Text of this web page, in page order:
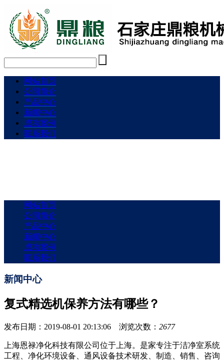
网站首页
公司简介
产品中心
新闻中心
成功案例
联系我们
网站首页
公司简介
产品中心
新闻中心
成功案例
联系我们
新闻中心
复式精选机保养方法有哪些？
发布日期：2019-08-01 20:13:06 浏览次数： 2677
上海恩禄净化科技有限公司位于上海。是家专注于洁净室系统
工程、净化环境设备、通风设备技术研发、制造、销售、咨询